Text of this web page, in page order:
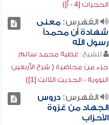
الحجرات [4 - أ])
الفهرس:معنى
شهادة أن محمداً
رسول الله
للشيخ: عطية محمد سالم
جزء من محاضرة ( شرح الأربعين
النووية - الحديث الثالث [1])
الفهرس:دروس
الجهاد من غزوة
الأحزاب